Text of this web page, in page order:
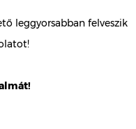
leggyorsabban felveszik